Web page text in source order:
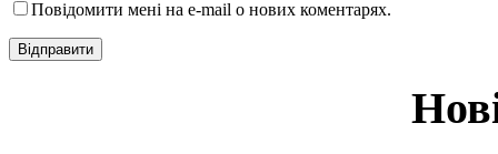
Повідомити мені на e-mail о нових коментарях.